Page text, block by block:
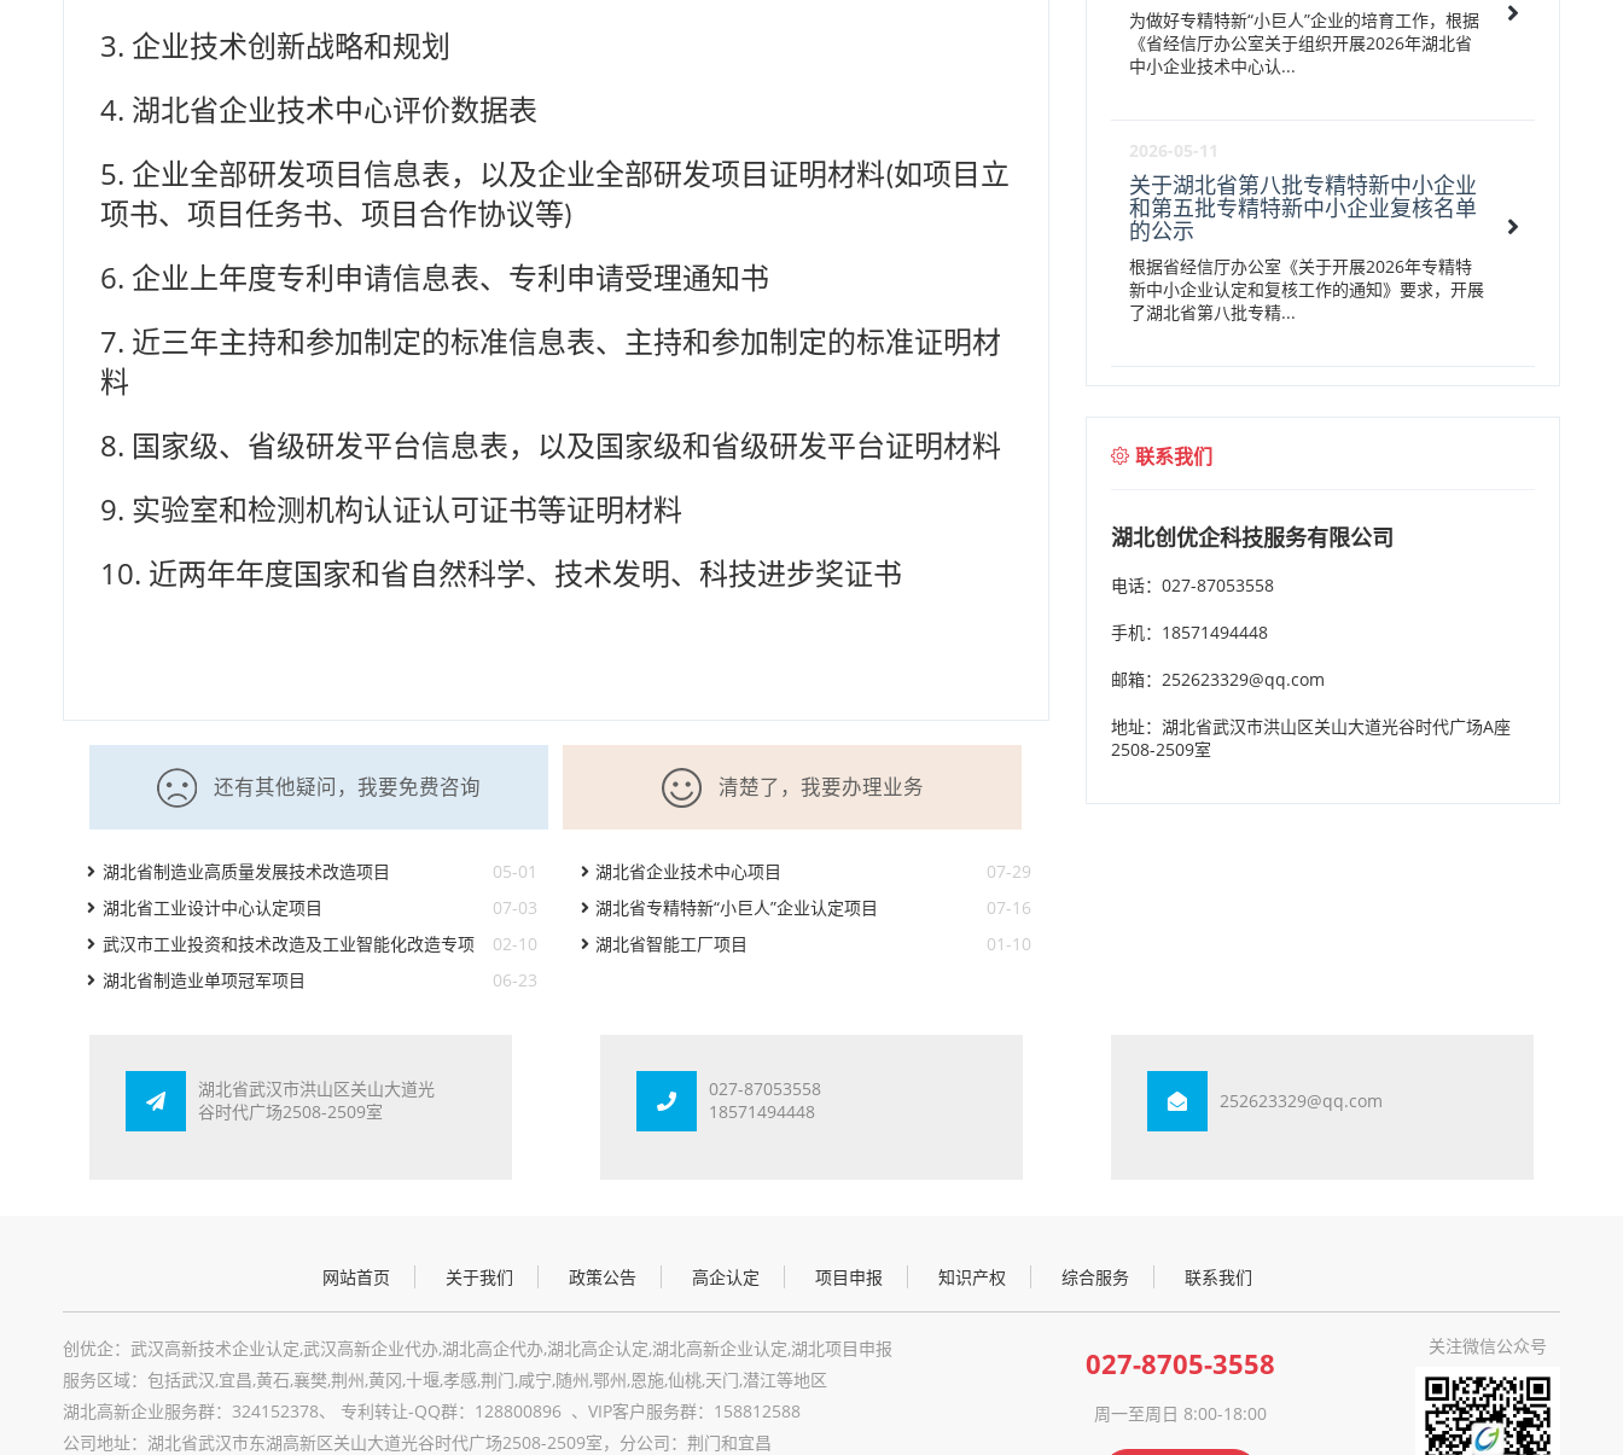
3. 企业技术创新战略和规划
4. 湖北省企业技术中心评价数据表
5. 企业全部研发项目信息表，以及企业全部研发项目证明材料(如项目立
项书、项目任务书、项目合作协议等)
6. 企业上年度专利申请信息表、专利申请受理通知书
7. 近三年主持和参加制定的标准信息表、主持和参加制定的标准证明材
料
8. 国家级、省级研发平台信息表，以及国家级和省级研发平台证明材料
9. 实验室和检测机构认证认可证书等证明材料
10. 近两年年度国家和省自然科学、技术发明、科技进步奖证书
还有其他疑问，我要免费咨询 清楚了，我要办理业务
湖北省制造业高质量发展技术改造项目 05-01 湖北省企业技术中心项目
07-29
湖北省工业设计中心认定项目
07-03 湖北省专精特新“小巨人”企业认定项目
07-16
武汉市工业投资和技术改造及工业智能化改造专项
资金项目
02-10 湖北省智能工厂项目
01-10
湖北省制造业单项冠军项目
06-23
为做好专精特新“小巨人”企业的培育工作，根据
《省经信厅办公室关于组织开展2026年湖北省
中小企业技术中心认...
2026-05-11
关于湖北省第八批专精特新中小企业
和第五批专精特新中小企业复核名单
的公示
根据省经信厅办公室《关于开展2026年专精特
新中小企业认定和复核工作的通知》要求，开展
了湖北省第八批专精...
联系我们
湖北创优企科技服务有限公司
电话：027-87053558
手机：18571494448
邮箱：252623329@qq.com
地址：湖北省武汉市洪山区关山大道光谷时代广场A座
2508-2509室
湖北省武汉市洪山区关山大道光
谷时代广场2508-2509室
027-87053558
18571494448
252623329@qq.com
网站首页 关于我们 政策公告 高企认定 项目申报 知识产权 综合服务 联系我们
创优企：武汉高新技术企业认定,武汉高新企业代办,湖北高企代办,湖北高企认定,湖北高新企业认定,湖北项目申报
服务区域：包括武汉,宜昌,黄石,襄樊,荆州,黄冈,十堰,孝感,荆门,咸宁,随州,鄂州,恩施,仙桃,天门,潜江等地区
湖北高新企业服务群：324152378、 专利转让-QQ群：128800896 、VIP客户服务群：158812588
公司地址：湖北省武汉市东湖高新区关山大道光谷时代广场2508-2509室，分公司：荆门和宜昌
027-8705-3558
周一至周日 8:00-18:00
关注微信公众号